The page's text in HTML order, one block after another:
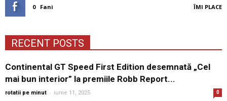
0 Fani ÎMI PLACE
RECENT POSTS
Continental GT Speed First Edition desemnată „Cel
mai bun interior” la premiile Robb Report...
rotatii pe minut - iunie 11, 2025 0